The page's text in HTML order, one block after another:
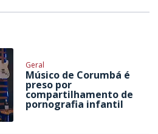
Geral
Músico de Corumbá é
preso por
compartilhamento de
pornografia infantil